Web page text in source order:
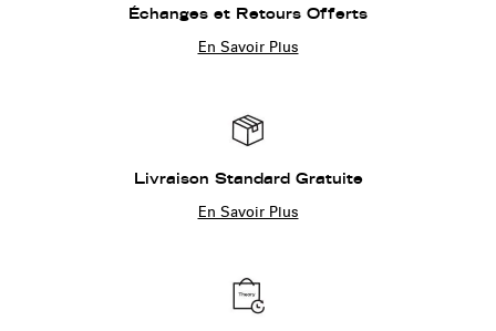
Échanges et Retours Offerts
En Savoir Plus
Livraison Standard Gratuite
En Savoir Plus